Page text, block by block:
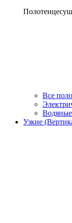
Все
Узкие